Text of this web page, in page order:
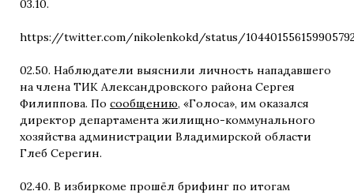
03.10.
https://twitter.com/nikolenkokd/status/
02.50. Наблюдатели выяснили личность нападавшего
на члена ТИК Александровского района Сергея
Филиппова. По сообщению, «Голоса», им оказался
директор департамента жилищно-коммунального
хозяйства администрации Владимирской области
Глеб Серегин.
02.40. В избиркоме прошёл брифинг по итогам